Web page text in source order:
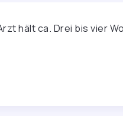
hält ca. Drei bis vier